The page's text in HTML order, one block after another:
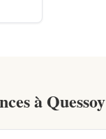
àQuessoy